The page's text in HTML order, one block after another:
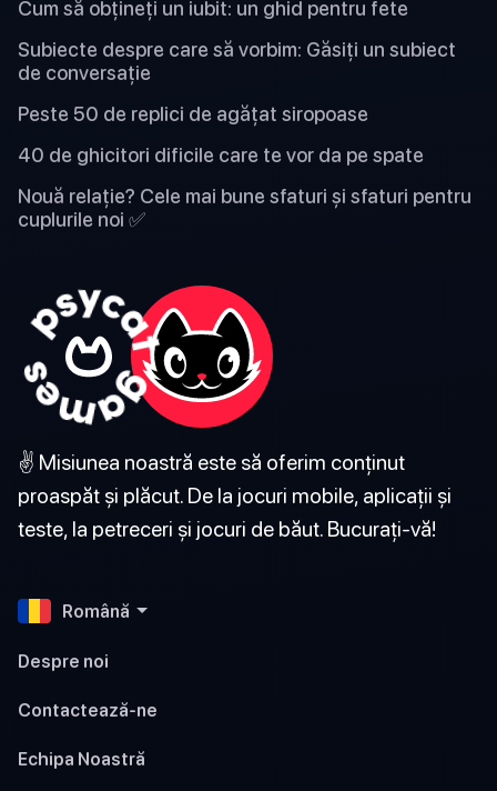
Cum să obțineți un iubit: un ghid pentru fete
Subiecte despre care să vorbim: Găsiți un subiect
de conversație
Peste 50 de replici de agățat siropoase
40 de ghicitori dificile care te vor da pe spate
Nouă relație? Cele mai bune sfaturi și sfaturi pentru
cuplurile noi ✅
✌️ Misiunea noastră este să oferim conținut
proaspăt și plăcut. De la jocuri mobile, aplicații și
teste, la petreceri și jocuri de băut. Bucurați-vă!
Română
Despre noi
Contactează-ne
Echipa Noastră